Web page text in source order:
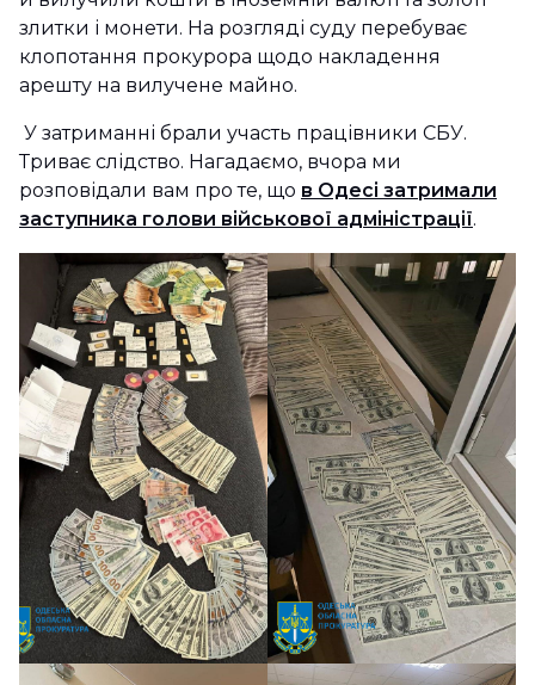
злитки і монети. На розгляді суду перебуває
клопотання прокурора щодо накладення
арешту на вилучене майно.
У затриманні брали участь працівники СБУ.
Триває слідство. Нагадаємо, вчора ми
розповідали вам про те, що в Одесі затримали
заступника голови військової адміністрації.